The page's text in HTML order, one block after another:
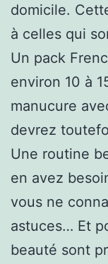
domicile.
à celles qui
Un pack
environ 10 à
manucure
devrez
Une routine
en avez
vous ne
astuces… Et
beauté sont